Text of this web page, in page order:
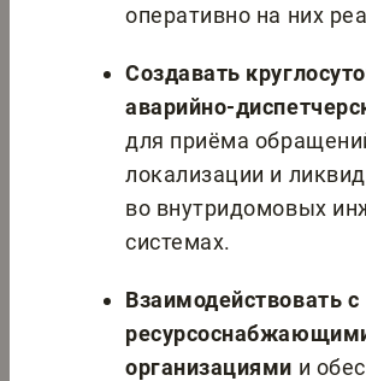
оперативно на них
Создавать
аварийно-
для приёма
локализации и
во внутридомовых
системах.
Взаимодействовать с
организациями и